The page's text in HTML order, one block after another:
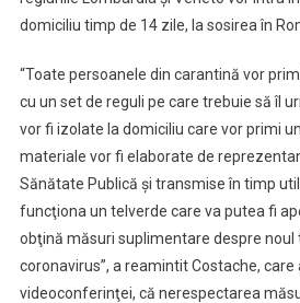
domiciliu timp de 14 zile, la sosirea în
“Toate persoanele din carantină vor
cu un set de reguli pe care trebuie să îl
vor fi izolate la domiciliu care vor primi
materiale vor fi elaborate de
Sănătate Publică şi transmise în timp
funcţiona un telverde care va putea fi
obţină măsuri suplimentare despre noul
coronavirus”, a reamintit Costache, care
videoconferinţei, că nerespectarea